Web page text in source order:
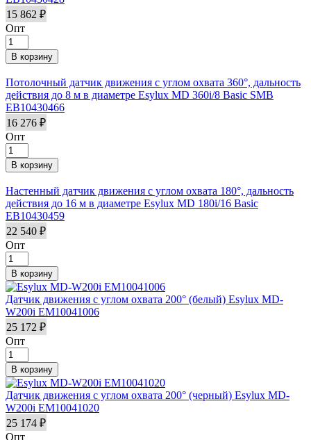
15 862 ₽
Опт
Потолочный датчик движения с углом охвата 360°, дальность
действия до 8 м в диаметре Esylux MD 360i/8 Basic SMB
EB10430466
16 276 ₽
Опт
Настенный датчик движения с углом охвата 180°, дальность
действия до 16 м в диаметре Esylux MD 180i/16 Basic
EB10430459
22 540 ₽
Опт
Датчик движения с углом охвата 200° (белый) Esylux MD-
W200i EM10041006
25 172 ₽
Опт
Датчик движения с углом охвата 200° (черный) Esylux MD-
W200i EM10041020
25 174 ₽
Опт